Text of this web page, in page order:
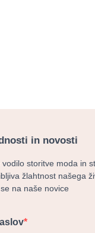
in novosti
storitve moda in
žlahtnost našega
na naše novice